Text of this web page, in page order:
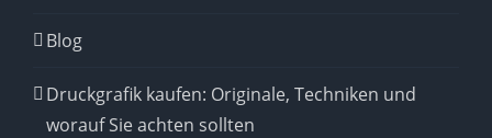
Blog
Druckgrafik kaufen: Originale, Techniken und
worauf Sie achten sollten